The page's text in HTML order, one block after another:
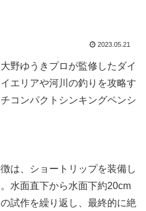
2023.05.21
野ゆうきプロが監修したダイ
エリアや河川の釣りを攻略す
コンパクトシンキングペンシ
は、ショートリップを装備し
水面直下から水面下約20cm
試作を繰り返し、最終的に絶